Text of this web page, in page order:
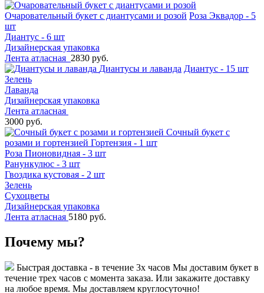
Очаровательный букет с диантусами и розой Роза Эквадор - 5
шт
Диантус - 6 шт
Дизайнерская упаковка
Лента атласная 2830 руб.
Диантусы и лаванда Диантус - 15 шт
Зелень
Лаванда
Дизайнерская упаковка
Лента атласная
3000 руб.
Сочный букет с
розами и гортензией Гортензия - 1 шт
Роза Пионовидная - 3 шт
Ранункулюс - 3 шт
Гвоздика кустовая - 2 шт
Зелень
Сухоцветы
Дизайнерская упаковка
Лента атласная 5180 руб.
Почему мы?
Быстрая доставка - в течение 3х часов Мы доставим букет в
течение трех часов с момента заказа. Или закажите доставку
на любое время. Мы доставляем круглосуточно!